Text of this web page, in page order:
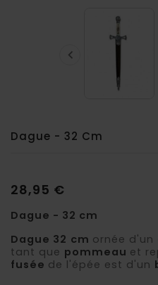

Dague - 32 Cm
28,95 €
Dague - 32 cm
Dague 32 cm ornée d'un
tant que pommeau et
fusée de l'épée est d'un